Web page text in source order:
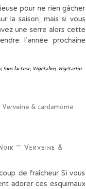
pour ne rien gâcher
la saison, mais si vous
une serre alors cette
l’année prochaine
, Sans lactose, Végétalien, Végétarien
~ Verveine &
de fraîcheur Si vous
adorer ces esquimaux